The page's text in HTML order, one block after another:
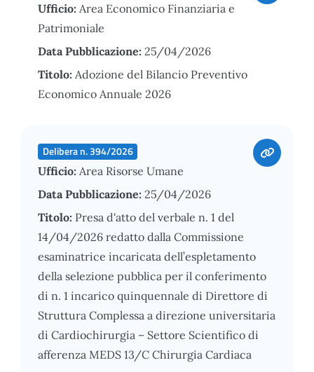
Ufficio: Area Economico Finanziaria e
Patrimoniale
Data Pubblicazione: 25/04/2026
Titolo: Adozione del Bilancio Preventivo
Economico Annuale 2026
Delibera n. 394/2026
Ufficio: Area Risorse Umane
Data Pubblicazione: 25/04/2026
Titolo: Presa d'atto del verbale n. 1 del
14/04/2026 redatto dalla Commissione
esaminatrice incaricata dell’espletamento
della selezione pubblica per il conferimento
di n. 1 incarico quinquennale di Direttore di
Struttura Complessa a direzione universitaria
di Cardiochirurgia – Settore Scientifico di
afferenza MEDS 13/C Chirurgia Cardiaca